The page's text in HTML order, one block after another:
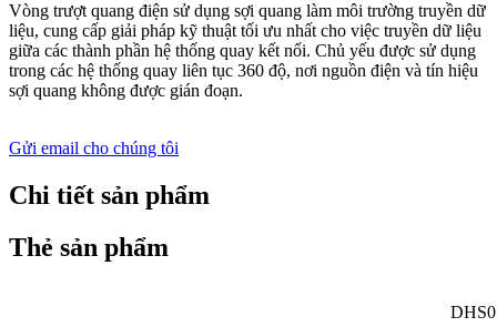
Vòng trượt quang điện sử dụng sợi quang làm môi trường truyền dữ
liệu, cung cấp giải pháp kỹ thuật tối ưu nhất cho việc truyền dữ liệu
giữa các thành phần hệ thống quay kết nối. Chủ yếu được sử dụng
trong các hệ thống quay liên tục 360 độ, nơi nguồn điện và tín hiệu
sợi quang không được gián đoạn.
Gửi email cho chúng tôi
Chi tiết sản phẩm
Thẻ sản phẩm